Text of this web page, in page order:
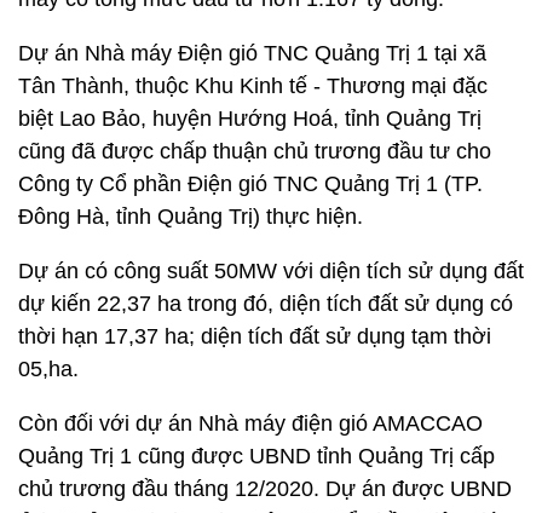
Dự án Nhà máy Điện gió TNC Quảng Trị 1 tại xã
Tân Thành, thuộc Khu Kinh tế - Thương mại đặc
biệt Lao Bảo, huyện Hướng Hoá, tỉnh Quảng Trị
cũng đã được chấp thuận chủ trương đầu tư cho
Công ty Cổ phần Điện gió TNC Quảng Trị 1 (TP.
Đông Hà, tỉnh Quảng Trị) thực hiện.
Dự án có công suất 50MW với diện tích sử dụng đất
dự kiến 22,37 ha trong đó, diện tích đất sử dụng có
thời hạn 17,37 ha; diện tích đất sử dụng tạm thời
05,ha.
Còn đối với dự án Nhà máy điện gió AMACCAO
Quảng Trị 1 cũng được UBND tỉnh Quảng Trị cấp
chủ trương đầu tháng 12/2020. Dự án được UBND